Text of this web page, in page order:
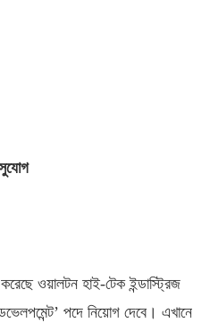
ওয়ালটন হাই-টেক ইন্ডাস্ট্রিজ
পদে নিয়োগ দেবে। এখানে